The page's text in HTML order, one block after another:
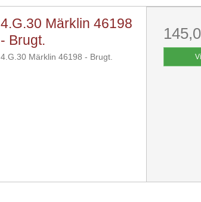
4.G.30 Märklin 46198
- Brugt.
4.G.30 Märklin 46198 - Brugt.